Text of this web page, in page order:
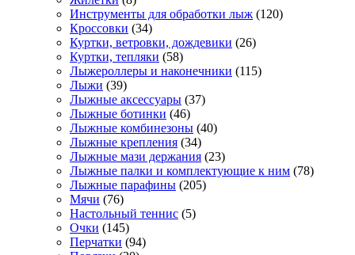
Инструменты для обработки лыж (120)
Кроссовки (34)
Куртки, ветровки, дождевики (26)
Куртки, тепляки (58)
Лыжероллеры и наконечники (115)
Лыжи (39)
Лыжные аксессуары (37)
Лыжные ботинки (46)
Лыжные комбинезоны (40)
Лыжные крепления (34)
Лыжные мази держания (23)
Лыжные палки и комплектующие к ним (78)
Лыжные парафины (205)
Мячи (76)
Настольный теннис (5)
Очки (145)
Перчатки (94)